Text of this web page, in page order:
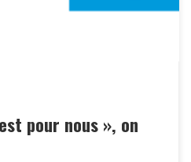
pour nous », on